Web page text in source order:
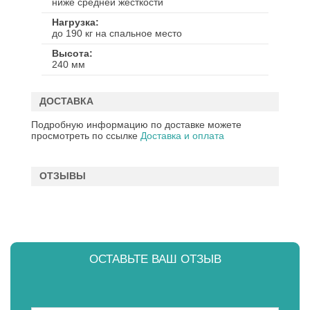
ниже средней жесткости
Нагрузка
до 190 кг на спальное место
Высота
240 мм
ДОСТАВКА
Подробную информацию по доставке можете
просмотреть по ссылке Доставка и оплата
ОТЗЫВЫ
ОСТАВЬТЕ ВАШ ОТЗЫВ